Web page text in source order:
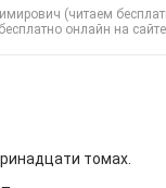
(читаем
бесплатно онлайн на
томах.